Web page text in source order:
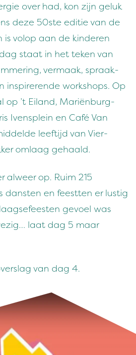
over had, kon zijn geluk
deze 50ste edi­tie van de
is volop aan de kinderen
staat in het teken van
ver­maak, spraak­
inspir­erende work­shops. Op
op ’t Eiland, Mar­iën­burg­
Iven­splein en Café Van
leefti­jd van Vier­
omlaag gehaald.
alweer op. Ruim 215
dansten en feestten er lustig
gevoel was
laat dag 5 maar
van dag 4.